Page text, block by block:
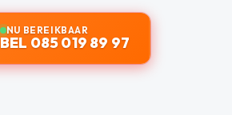
NU BEREIKBAAR
BEL 085 019 89 97